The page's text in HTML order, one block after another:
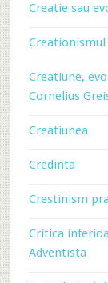
Creatie sau
Creatiune,
Cornelius
Creatiunea
Credinta
Crestinism
Critica
Adventista